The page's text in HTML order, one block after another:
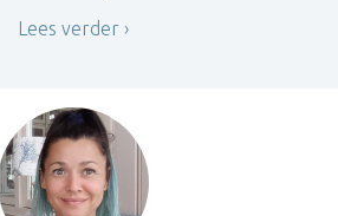
Lees verder